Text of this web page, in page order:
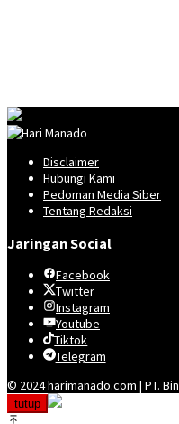
Disclaimer
Hubungi Kami
Pedoman Media Siber
Tentang Redaksi
Jaringan Social
Facebook
Twitter
Instagram
Youtube
Tiktok
Telegram
© 2024 harimanado.com | PT.
tutup